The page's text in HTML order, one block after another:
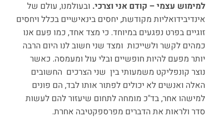
למימוש עצמי – קודם אני וצרכי. ובעולמנו, עולם של
אינדיבידואליות מקודשת, יחסים בינאישיים בכלל ויחסים
זוגיים בפרט נפגעים במיוחד. כי מצד אחד, כמו פעם אנו
כמהים לקשר ולשייכות ומצד שני חשוב לנו היום הרבה
יותר מפעם להיות חופשיים ובלי עול ומעמסה. כאשר
נוצר קונפליקט משמעותי בין שני הצרכים החשובים
האלה ואנשים לא יכולים לפתור אותו לבד, הם פונים
למישהו אחר, בד"כ מומחה לתחום שיעזור להם לעשות
סדר ולראות את הדברים מפרספקטיבה אחרת.